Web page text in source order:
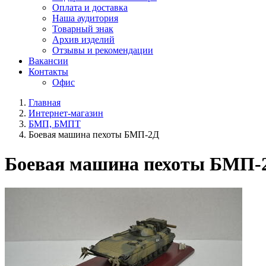
Оплата и доставка
Наша аудитория
Товарный знак
Архив изделий
Отзывы и рекомендации
Вакансии
Контакты
Офис
Главная
Интернет-магазин
БМП, БМПТ
Боевая машина пехоты БМП-2Д
Боевая машина пехоты БМП-